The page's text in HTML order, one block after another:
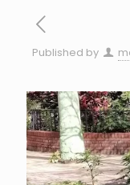
Published by